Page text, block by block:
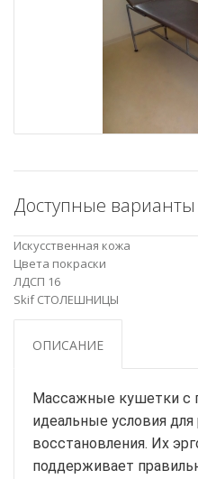
Доступные варианты
Искусственная кожа
Цвета покраски
ЛДСП 16
Skif СТОЛЕШНИЦЫ
ОПИСАНИЕ
Массажные кушетки с
идеальные условия для
восстановления. Их
поддерживает